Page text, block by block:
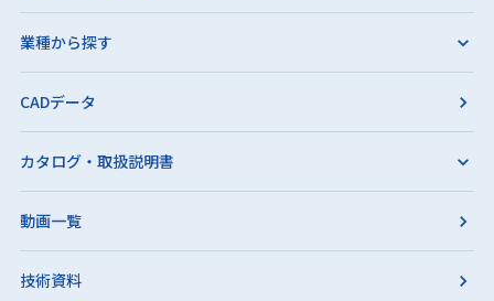
業種から探す
CADデータ
カタログ・取扱説明書
動画一覧
技術資料